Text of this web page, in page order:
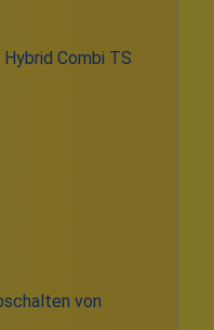
Combi TS
von